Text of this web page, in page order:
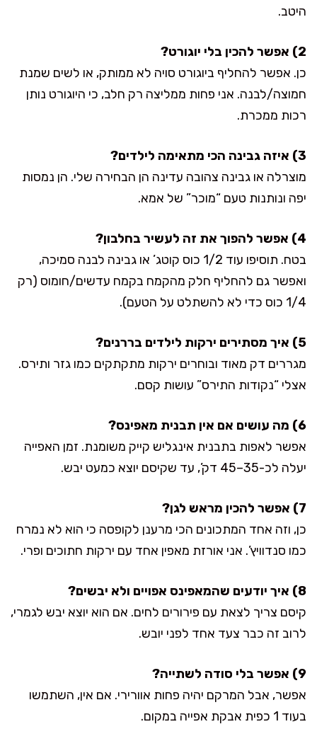
היטב.
2) אפשר להכין בלי יוגורט?
כן. אפשר להחליף ביוגורט סויה לא ממותק, או לשים שמנת
חמוצה/לבנה. אני פחות ממליצה רק חלב, כי היוגורט נותן
רכות ממכרת.
3) איזה גבינה הכי מתאימה לילדים?
מוצרלה או גבינה צהובה עדינה הן הבחירה שלי. הן נמסות
יפה ונותנות טעם “מוכר” של אמא.
4) אפשר להפוך את זה לעשיר בחלבון?
בטח. תוסיפו עוד 1/2 כוס קוטג’ או גבינה לבנה סמיכה,
ואפשר גם להחליף חלק מהקמח בקמח עדשים/חומוס (רק
1/4 כוס כדי לא להשתלט על הטעם).
5) איך מסתירים ירקות לילדים בררנים?
מגררים דק מאוד ובוחרים ירקות מתקתקים כמו גזר ותירס.
אצלי “נקודות התירס” עושות קסם.
6) מה עושים אם אין תבנית מאפינס?
אפשר לאפות בתבנית אינגליש קייק משומנת. זמן האפייה
יעלה לכ-35–45 דק’, עד שקיסם יוצא כמעט יבש.
7) אפשר להכין מראש לגן?
כן, וזה אחד המתכונים הכי מרענן לקופסה כי הוא לא נמרח
כמו סנדוויץ’. אני אורזת מאפין אחד עם ירקות חתוכים ופרי.
8) איך יודעים שהמאפינס אפויים ולא יבשים?
קיסם צריך לצאת עם פירורים לחים. אם הוא יוצא יבש לגמרי,
לרוב זה כבר צעד אחד לפני יובש.
9) אפשר בלי סודה לשתייה?
אפשר, אבל המרקם יהיה פחות אוורירי. אם אין, השתמשו
בעוד 1 כפית אבקת אפייה במקום.